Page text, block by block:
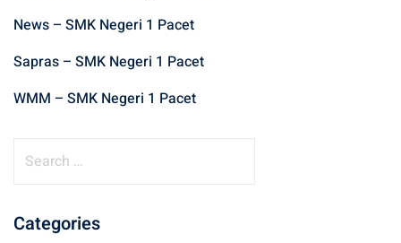
News – SMK Negeri 1 Pacet
Sapras – SMK Negeri 1 Pacet
WMM – SMK Negeri 1 Pacet
rCategories